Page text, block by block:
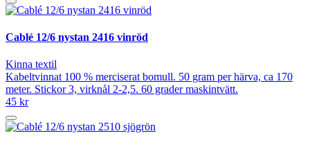
Cablé 12/6 nystan 2416 vinröd
Kinna textil
Kabeltvinnat 100 % merciserat bomull. 50 gram per härva, ca 170
meter. Stickor 3, virknål 2-2,5. 60 grader maskintvätt.
45 kr